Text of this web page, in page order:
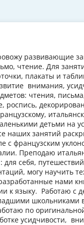
развивающие
чтение. Для
плакаты и
внимания,
чтения,
роспись,
детьми на
наших занятий
с французским
Преподаю
для себя,
могу научить
нами
к языку. Работаю с
школьниками
по
усидчивости,